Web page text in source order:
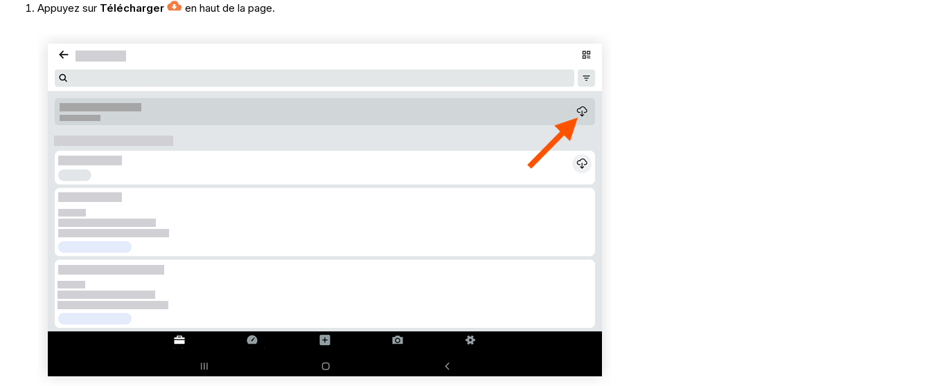
Appuyez sur Télécharger en haut de la page.